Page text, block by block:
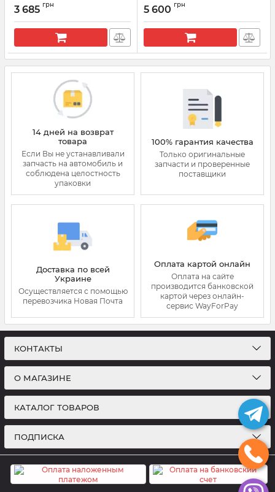
давления топлива Фиат
Артикул: 0281002493
3 685 грн
Артикул: 096360-0760
5 600 грн
14 дней на возврат
товара
Если Вы не устанавливали
запчасть на автомобиль и
соблюдена целостность
упаковки
100% гарантия качества
Только оригинальные
запчасти и проверенные
поставщики
Доставка по всей
Украине
Осуществляется с помощью
перевозчика Новая Почта
Оплата картой онлайн
Оплата на сайте
производится банковской
картой через онлайн-
сервис WayForPay
КОНТАКТЫ
О МАГАЗИНЕ
КАТАЛОГ ТОВАРОВ
ПОДПИСКА